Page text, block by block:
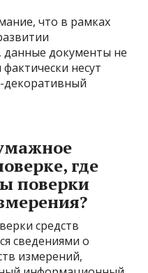
что в рамках
документы не
несут
декоративный
где
поверки
средств
сведениями о
измерений,